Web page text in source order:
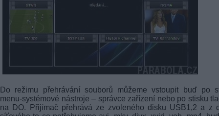
Do režimu přehrávání souborů můžeme vstoupit buď po
menu-systémové nástroje – správce zařízení nebo po stisku
na DO. Přijímač přehrává ze zvoleného disku USB1,2 a z